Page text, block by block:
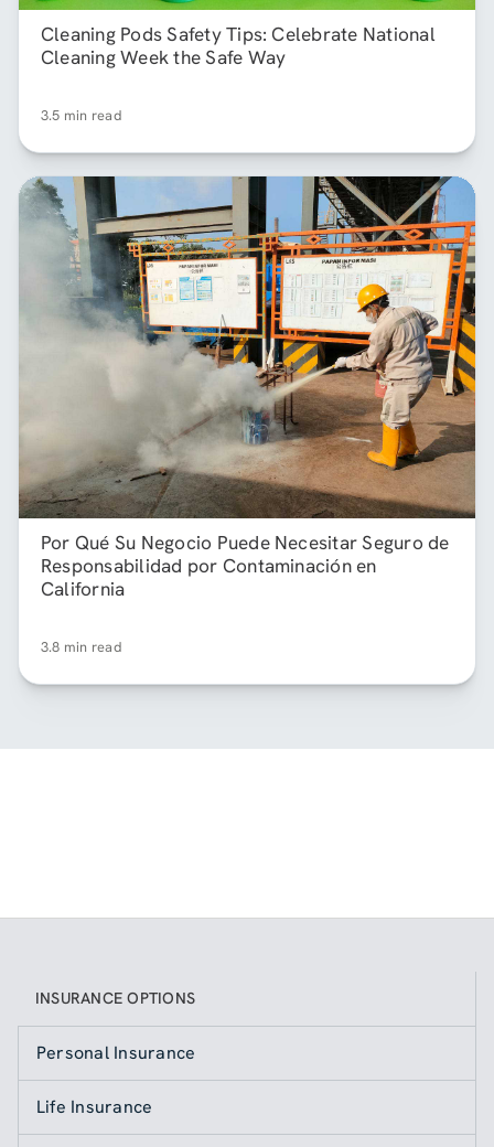
Cleaning Pods Safety Tips: Celebrate National
Cleaning Week the Safe Way
3.5 min read
Por Qué Su Negocio Puede Necesitar Seguro de
Responsabilidad por Contaminación en
California
3.8 min read
INSURANCE OPTIONS
Personal Insurance
Life Insurance